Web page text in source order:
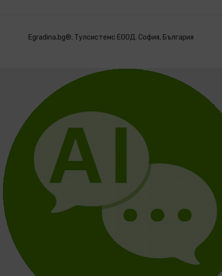
Egradina.bg®. Тулсистемс ЕООД. София, България